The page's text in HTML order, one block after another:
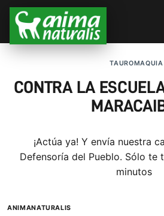
TAUROMAQUIA
CONTRA LA
¡Actúa ya! Y envía nuestra
Defensoría del Pueblo. Sólo te
minutos
ANIMANATURALIS